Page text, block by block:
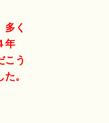
多く
年
こう
。